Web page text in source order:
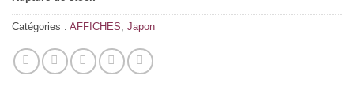
Catégories : AFFICHES Japon